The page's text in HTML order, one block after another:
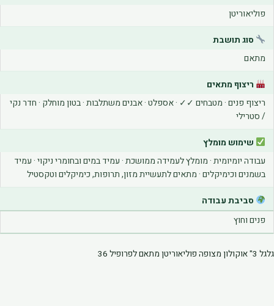
format_underlined הוסף קו תחתון לקישוריםפוליאוריטן
סוג תושבת
מתאם
ריצוף מתאים
ריצוף פנים · מטבחים ✓✓ · אספלט · אבנים משתלבות · בטון מוחלק · חדר נקי
/ סטרילי
שימוש מומלץ
עבודה יומיומית · מומלץ לעמידה ממושכת · עמיד במים ובחומרי ניקוי · עמיד
בשמנים וכימיקלים · מתאים לתעשיית מזון, תרופות, כימיקלים וטקסטיל
סביבת עבודה
פנים וחוץ
גלגל 3" אוקולון מצופה פוליאוריטן מתאם לפרופיל 36